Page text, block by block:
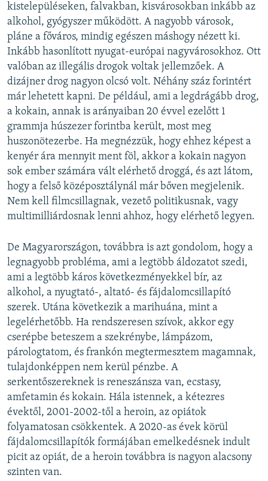
kistelepüléseken, falvakban, kisvárosokban inkább az
alkohol, gyógyszer működött. A nagyobb városok,
pláne a főváros, mindig egészen máshogy nézett ki.
Inkább hasonlított nyugat-európai nagyvárosokhoz. Ott
valóban az illegális drogok voltak jellemzőek. A
dizájner drog nagyon olcsó volt. Néhány száz forintért
már lehetett kapni. De például, ami a legdrágább drog,
a kokain, annak is arányaiban 20 évvel ezelőtt 1
grammja húszezer forintba került, most meg
huszonötezerbe. Ha megnézzük, hogy ehhez képest a
kenyér ára mennyit ment föl, akkor a kokain nagyon
sok ember számára vált elérhető droggá, és azt látom,
hogy a felső középosztálynál már bőven megjelenik.
Nem kell filmcsillagnak, vezető politikusnak, vagy
multimilliárdosnak lenni ahhoz, hogy elérhető legyen.
De Magyarországon, továbbra is azt gondolom, hogy a
legnagyobb probléma, ami a legtöbb áldozatot szedi,
ami a legtöbb káros következményekkel bír, az
alkohol, a nyugtató-, altató- és fájdalomcsillapító
szerek. Utána következik a marihuána, mint a
legelérhetőbb. Ha rendszeresen szívok, akkor egy
cserépbe beteszem a szekrénybe, lámpázom,
párologtatom, és frankón megtermesztem magamnak,
tulajdonképpen nem kerül pénzbe. A
serkentőszereknek is reneszánsza van, ecstasy,
amfetamin és kokain. Hála istennek, a kétezres
évektől, 2001-2002-től a heroin, az opiátok
folyamatosan csökkentek. A 2020-as évek körül
fájdalomcsillapítók formájában emelkedésnek indult
picit az opiát, de a heroin továbbra is nagyon alacsony
szinten van.